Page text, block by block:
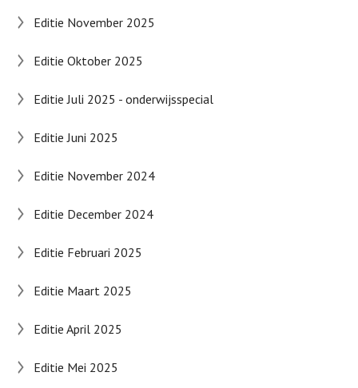
Editie November 2025
Editie Oktober 2025
Editie Juli 2025 - onderwijsspecial
Editie Juni 2025
Editie November 2024
Editie December 2024
Editie Februari 2025
Editie Maart 2025
Editie April 2025
Editie Mei 2025